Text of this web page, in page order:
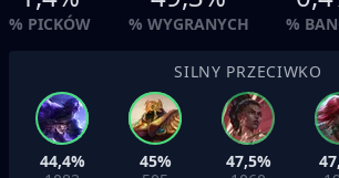
% PICKÓW % WYGRANYCH %
SILNY PRZECIWKO
44,4%
45%
47,5%